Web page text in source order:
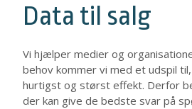
Data til salg
Vi hjælper medier og
behov kommer vi med et udspil
hurtigst og størst effekt. Derfor
der kan give de bedste svar på